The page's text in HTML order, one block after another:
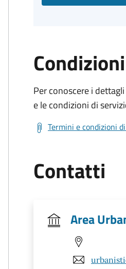
Per conoscere i
e le condizioni di
Termini e condizioni
Contatti
Area